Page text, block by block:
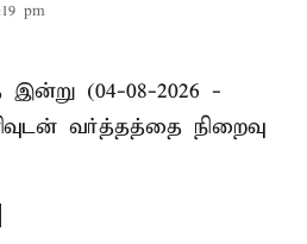
pm
இன்று (04-08-2026 -
வர்த்தத்தை நிறைவு